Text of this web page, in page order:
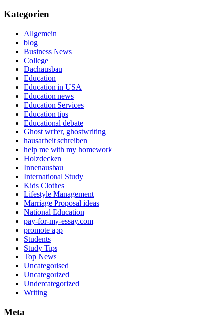
Kategorien
Allgemein
blog
Business News
College
Dachausbau
Education
Education in USA
Education news
Education Services
Education tips
Educational debate
Ghost writer, ghostwriting
hausarbeit schreiben
help me with my homework
Holzdecken
Innenausbau
International Study
Kids Clothes
Lifestyle Management
Marriage Proposal ideas
National Education
pay-for-my-essay.com
promote app
Students
Study Tips
Top News
Uncategorised
Uncategorized
Undercategorized
Writing
Meta